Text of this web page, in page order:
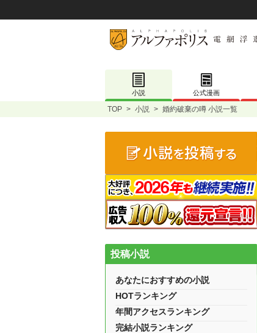
小説 公式漫画
TOP > 小説 > 婚約破棄の噂 小説一覧
投稿小説
あなたにおすすめの小説
HOTランキング
年間アクセスランキング
完結小説ランキング